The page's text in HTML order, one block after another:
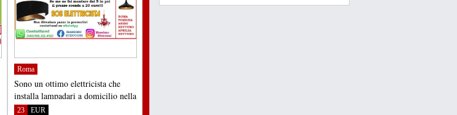
Roma
Sono un ottimo elettricista che
installa lampadari a domicilio nella
tua nuova casa....
23 EUR